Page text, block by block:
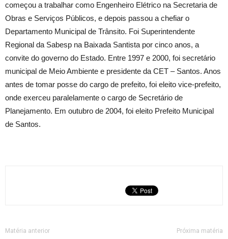
começou a trabalhar como Engenheiro Elétrico na Secretaria de
Obras e Serviços Públicos, e depois passou a chefiar o
Departamento Municipal de Trânsito. Foi Superintendente
Regional da Sabesp na Baixada Santista por cinco anos, a
convite do governo do Estado. Entre 1997 e 2000, foi secretário
municipal de Meio Ambiente e presidente da CET – Santos. Anos
antes de tomar posse do cargo de prefeito, foi eleito vice-prefeito,
onde exerceu paralelamente o cargo de Secretário de
Planejamento. Em outubro de 2004, foi eleito Prefeito Municipal
de Santos.
Matéria anterior Próxima matéria